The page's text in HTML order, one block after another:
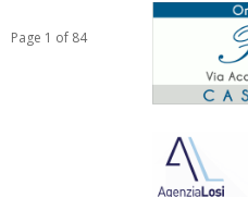
Page 1 of 84